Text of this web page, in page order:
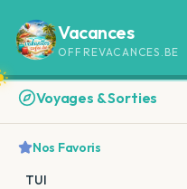
Vacances
OFFREVACANCES.BE
Voyages & Sorties
Nos Favoris
TUI